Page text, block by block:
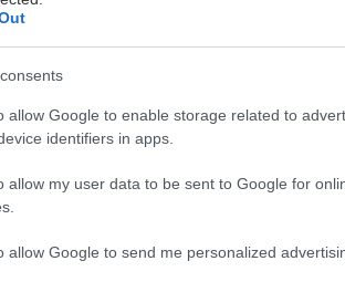
allow Google to enable storage related to
identifiers in apps.
allow my user data to be sent to Google for
allow Google to send me personalized
και Αθήνα πάνε πακέτο και, αν
το πιθανότερο είναι πως
στο αυτοκίνητό σου είτε
είτε παίρνοντας βαθιές
να περάσει